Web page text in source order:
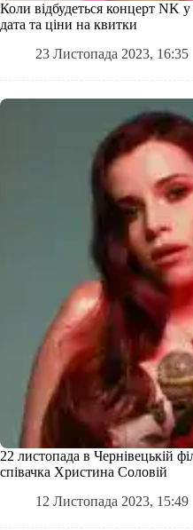
Коли відбудеться концерт NK
дата та ціни на квитки
23 Листопада 2023, 16:35
22 листопада в Чернівецькій
співачка Христина Соловій
12 Листопада 2023, 15:49